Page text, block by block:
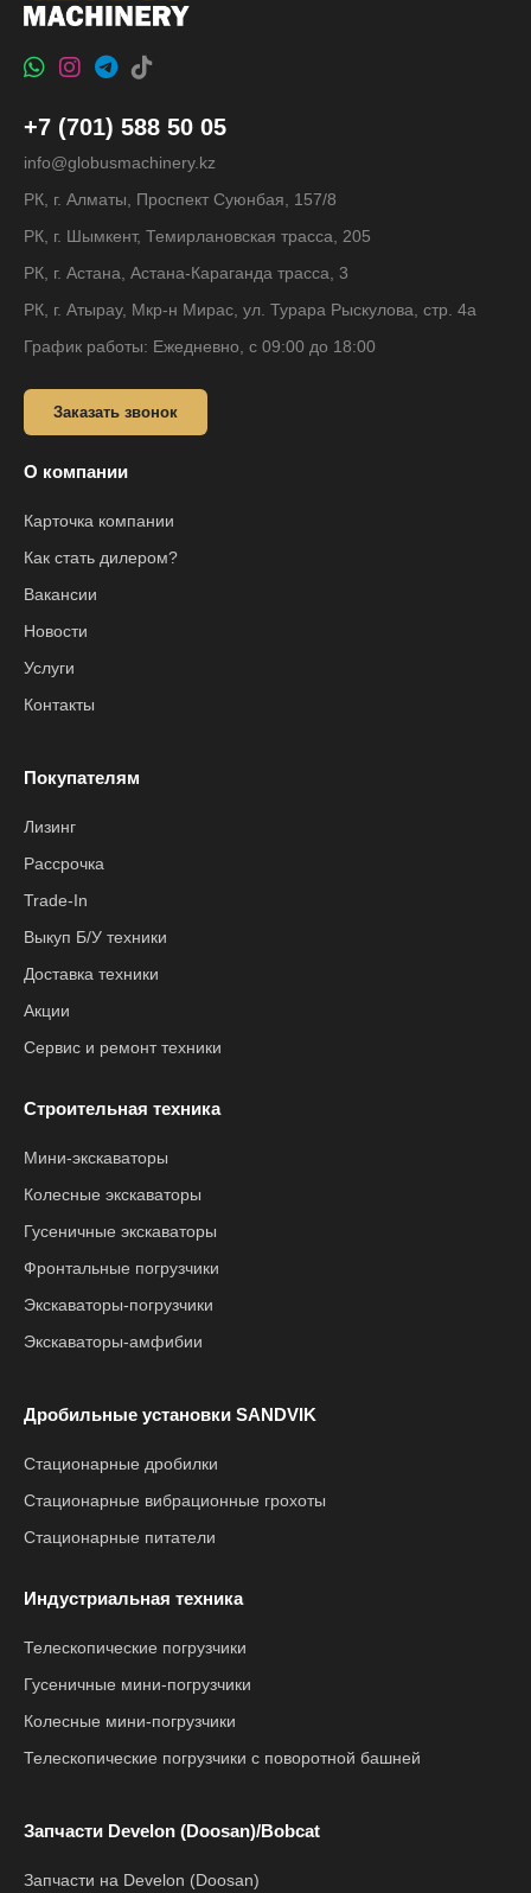
+7 (701) 588 50 05
info@globusmachinery.kz
РК, г. Алматы, Проспект Суюнбая, 157/8
РК, г. Шымкент, Темирлановская трасса, 205
РК, г. Астана, Астана-Караганда трасса, 3
РК, г. Атырау, Мкр-н Мирас, ул. Турара Рыскулова, стр. 4а
График работы: Ежедневно, с 09:00 до 18:00
Заказать звонок
О компании
Карточка компании
Как стать дилером?
Вакансии
Новости
Услуги
Контакты
Покупателям
Лизинг
Рассрочка
Trade-In
Выкуп Б/У техники
Доставка техники
Акции
Сервис и ремонт техники
Строительная техника
Мини-экскаваторы
Колесные экскаваторы
Гусеничные экскаваторы
Фронтальные погрузчики
Экскаваторы-погрузчики
Экскаваторы-амфибии
Дробильные установки SANDVIK
Стационарные дробилки
Стационарные вибрационные грохоты
Стационарные питатели
Индустриальная техника
Телескопические погрузчики
Гусеничные мини-погрузчики
Колесные мини-погрузчики
Телескопические погрузчики с поворотной башней
Запчасти Develon (Doosan)/Bobcat
Запчасти на Develon (Doosan)